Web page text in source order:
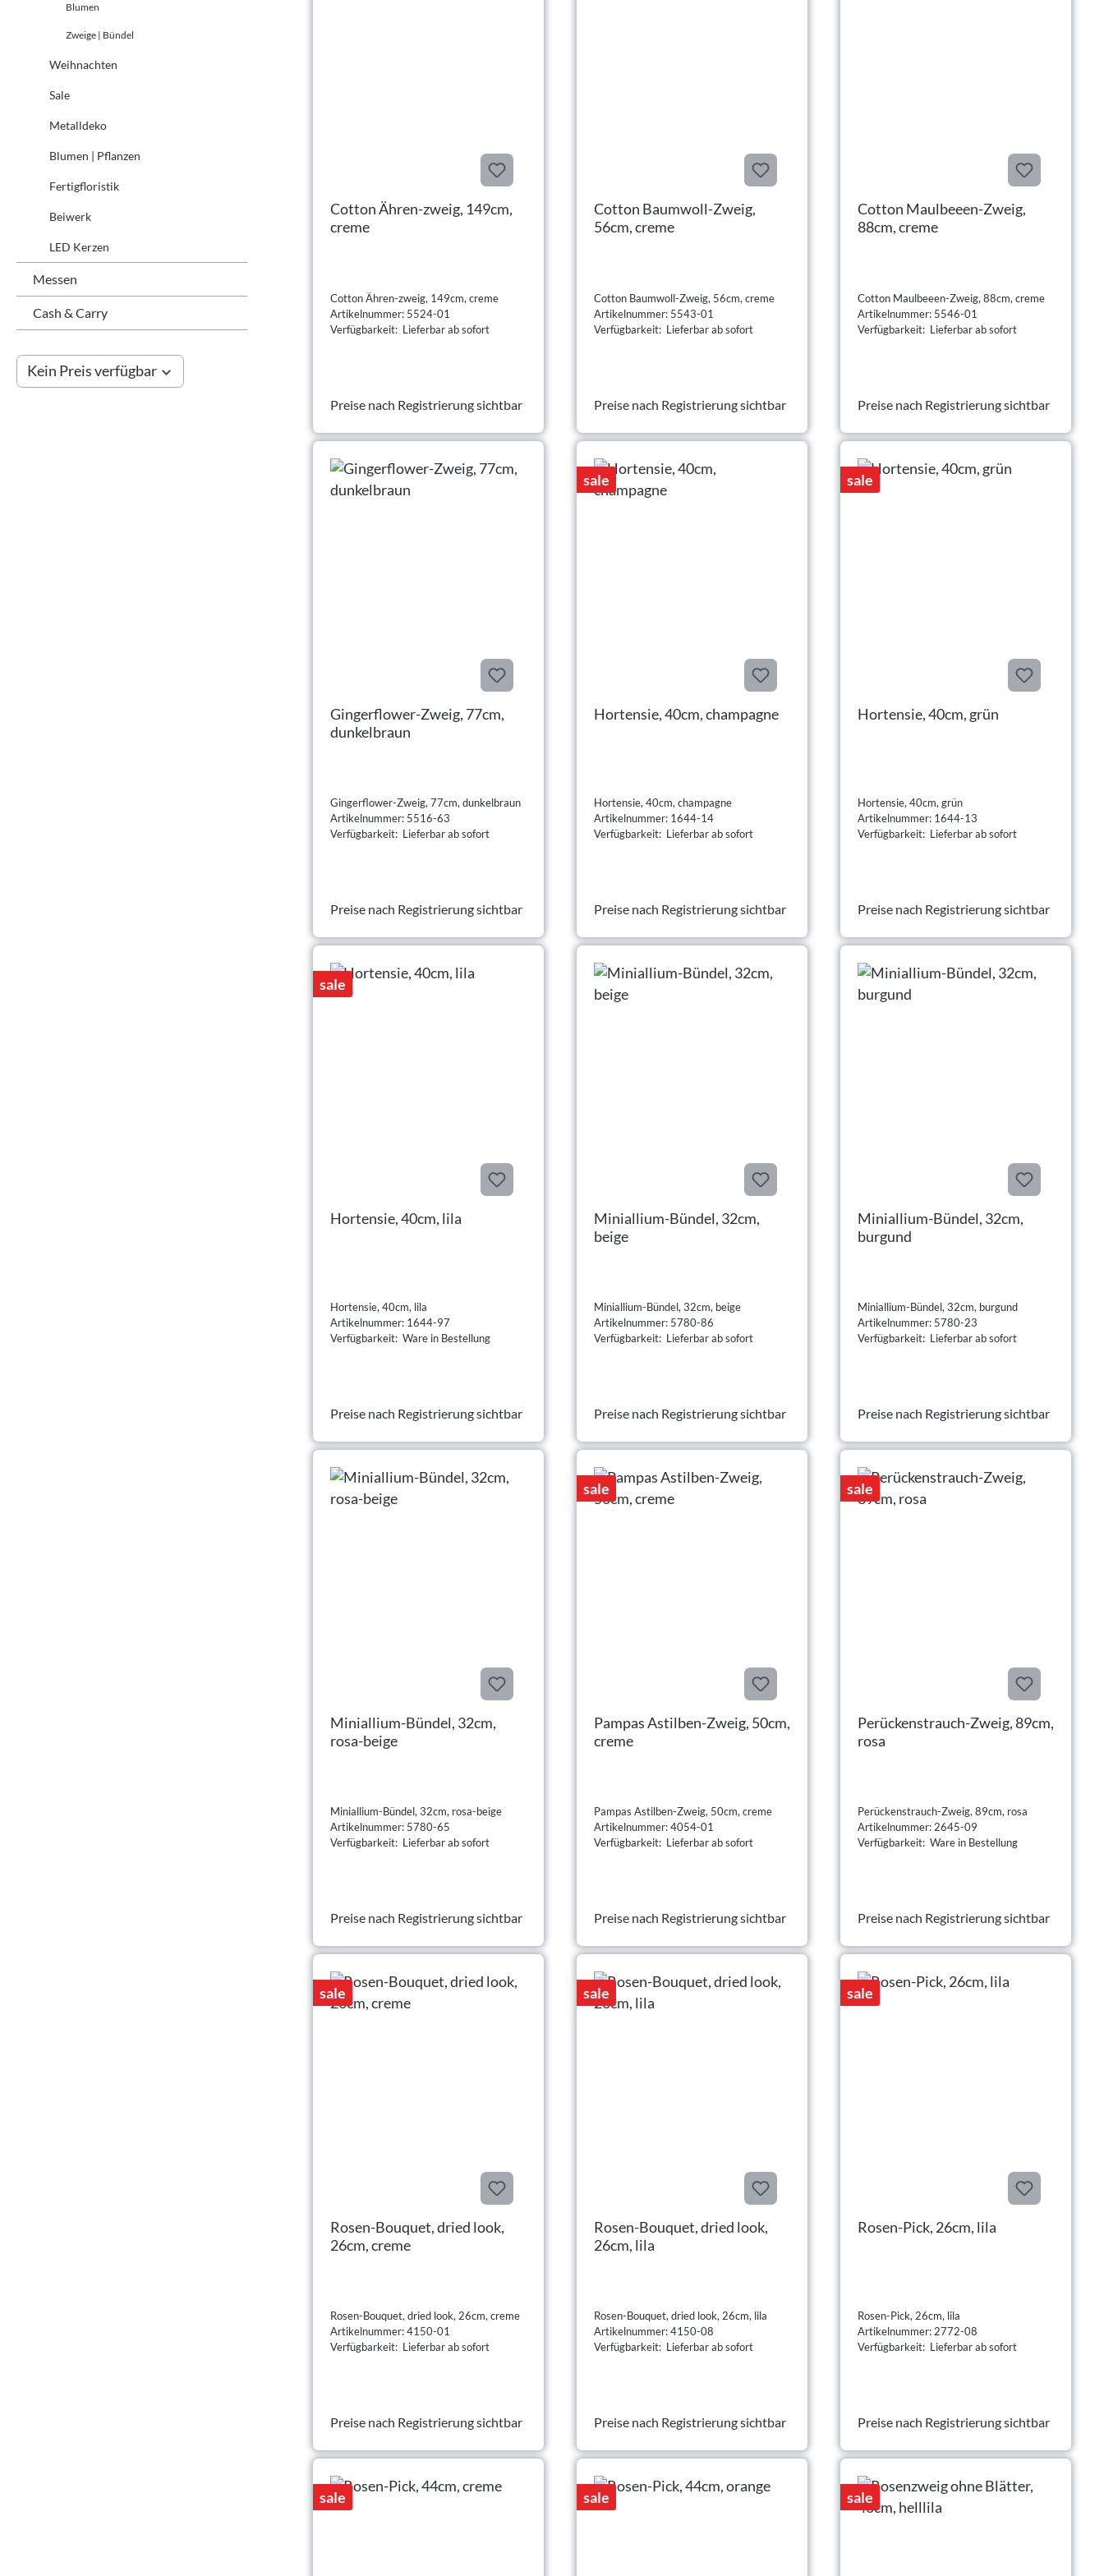
Blumen
Zweige | Bündel
Weihnachten
Sale
Metalldeko
Blumen | Pflanzen
Fertigfloristik
Beiwerk
LED Kerzen
Messen
Cash & Carry
Kein Preis verfügbar
Cotton Ähren-zweig, 149cm,
creme
Cotton Ähren-zweig, 149cm, creme
Artikelnummer: 5524-01
Verfügbarkeit: Lieferbar ab sofort
Preise nach Registrierung sichtbar
Cotton Baumwoll-Zweig,
56cm, creme
Cotton Baumwoll-Zweig, 56cm, creme
Artikelnummer: 5543-01
Verfügbarkeit: Lieferbar ab sofort
Preise nach Registrierung sichtbar
Cotton Maulbeeen-Zweig,
88cm, creme
Cotton Maulbeeen-Zweig, 88cm, creme
Artikelnummer: 5546-01
Verfügbarkeit: Lieferbar ab sofort
Preise nach Registrierung sichtbar
Gingerflower-Zweig, 77cm,
dunkelbraun
Gingerflower-Zweig, 77cm, dunkelbraun
Artikelnummer: 5516-63
Verfügbarkeit: Lieferbar ab sofort
Preise nach Registrierung sichtbar
sale
Hortensie, 40cm, champagne
Hortensie, 40cm, champagne
Artikelnummer: 1644-14
Verfügbarkeit: Lieferbar ab sofort
Preise nach Registrierung sichtbar
sale
Hortensie, 40cm, grün
Hortensie, 40cm, grün
Artikelnummer: 1644-13
Verfügbarkeit: Lieferbar ab sofort
Preise nach Registrierung sichtbar
sale
Hortensie, 40cm, lila
Hortensie, 40cm, lila
Artikelnummer: 1644-97
Verfügbarkeit: Ware in Bestellung
Preise nach Registrierung sichtbar
Miniallium-Bündel, 32cm,
beige
Miniallium-Bündel, 32cm, beige
Artikelnummer: 5780-86
Verfügbarkeit: Lieferbar ab sofort
Preise nach Registrierung sichtbar
Miniallium-Bündel, 32cm,
burgund
Miniallium-Bündel, 32cm, burgund
Artikelnummer: 5780-23
Verfügbarkeit: Lieferbar ab sofort
Preise nach Registrierung sichtbar
Miniallium-Bündel, 32cm,
rosa-beige
Miniallium-Bündel, 32cm, rosa-beige
Artikelnummer: 5780-65
Verfügbarkeit: Lieferbar ab sofort
Preise nach Registrierung sichtbar
sale
Pampas Astilben-Zweig, 50cm,
creme
Pampas Astilben-Zweig, 50cm, creme
Artikelnummer: 4054-01
Verfügbarkeit: Lieferbar ab sofort
Preise nach Registrierung sichtbar
sale
Perückenstrauch-Zweig, 89cm,
rosa
Perückenstrauch-Zweig, 89cm, rosa
Artikelnummer: 2645-09
Verfügbarkeit: Ware in Bestellung
Preise nach Registrierung sichtbar
sale
Rosen-Bouquet, dried look,
26cm, creme
Rosen-Bouquet, dried look, 26cm, creme
Artikelnummer: 4150-01
Verfügbarkeit: Lieferbar ab sofort
Preise nach Registrierung sichtbar
sale
Rosen-Bouquet, dried look,
26cm, lila
Rosen-Bouquet, dried look, 26cm, lila
Artikelnummer: 4150-08
Verfügbarkeit: Lieferbar ab sofort
Preise nach Registrierung sichtbar
sale
Rosen-Pick, 26cm, lila
Rosen-Pick, 26cm, lila
Artikelnummer: 2772-08
Verfügbarkeit: Lieferbar ab sofort
Preise nach Registrierung sichtbar
sale sale sale